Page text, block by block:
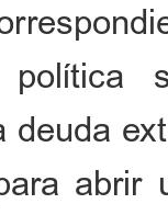
política
deuda
abrir